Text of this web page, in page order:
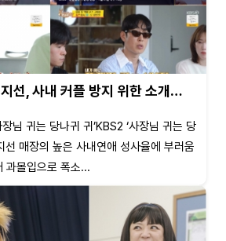
선, 사내 커플 방지 위한 소개…
님 귀는 당나귀 귀’KBS2 ‘사장님 귀는 당
선 매장의 높은 사내연애 성사율에 부러움
과몰입으로 폭소...